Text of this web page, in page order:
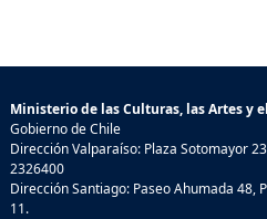
Ministerio de las Culturas, las Artes y
Gobierno de Chile
Dirección Valparaíso: Plaza Sotomayor
2326400
Dirección Santiago: Paseo Ahumada 48,
11.